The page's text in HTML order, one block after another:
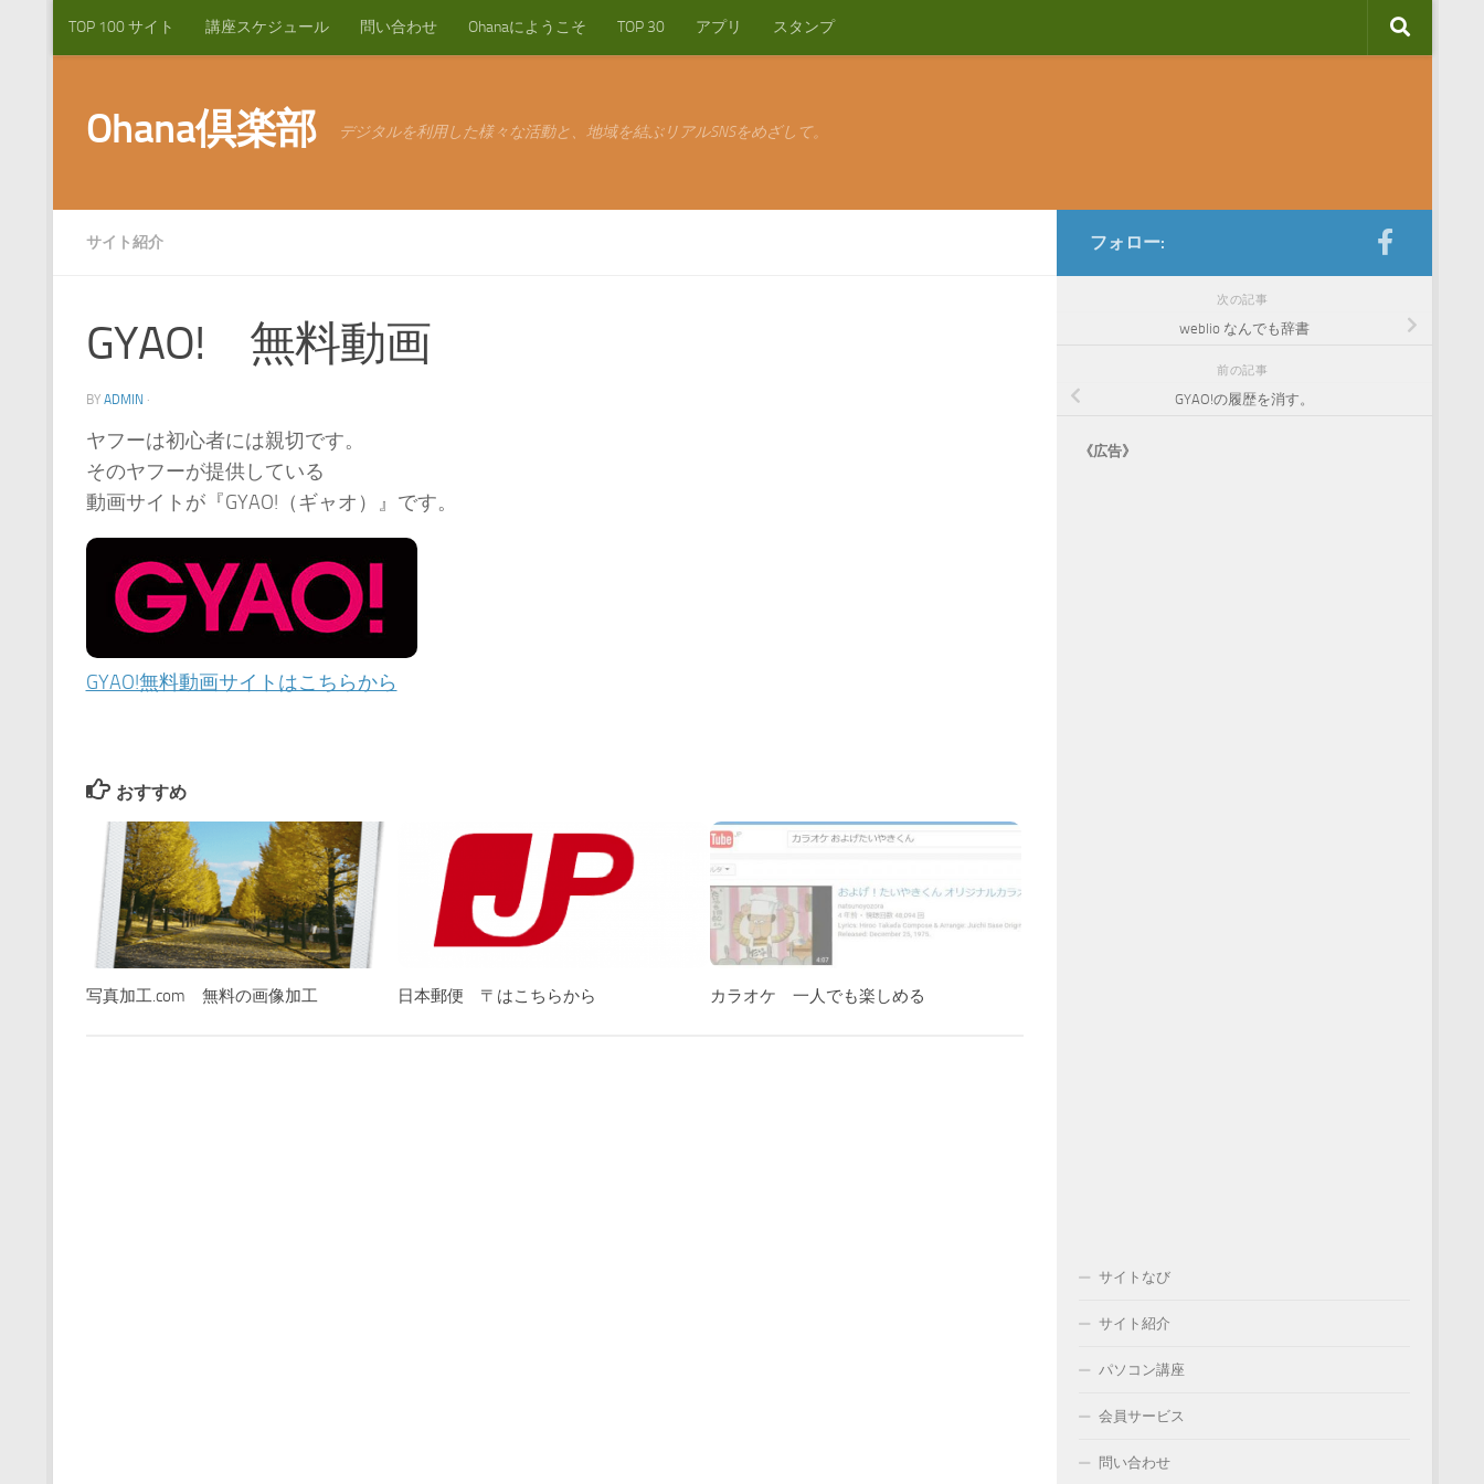
コンテンツへスキップ
TOP 100 サイト 講座スケジュール 問い合わせ Ohanaにようこそ TOP 30 アプリ スタンプ
Ohana倶楽部 デジタルを利用した様々な活動と、地域を結ぶリアルSNSをめざして。
サイト紹介
GYAO! 無料動画
BY ADMIN ·
ヤフーは初心者には親切です。
そのヤフーが提供している
動画サイトが『GYAO!（ギャオ）』です。
GYAO!無料動画サイトはこちらから
おすすめ
写真加工.com 無料の画像加工 日本郵便 〒はこちらから カラオケ 一人でも楽しめる
フォロー:
次の記事
weblio なんでも辞書
前の記事
GYAO!の履歴を消す。
《広告》
サイトなび
サイト紹介
パソコン講座
会員サービス
問い合わせ